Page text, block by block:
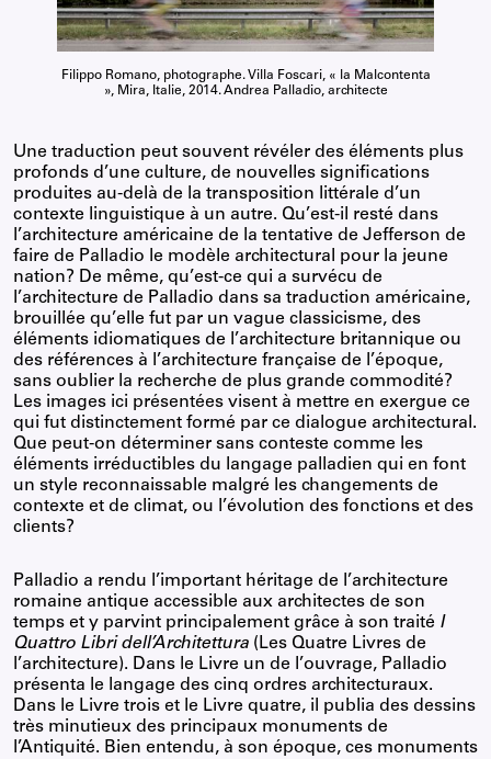
Filippo Romano, photographe. Villa Foscari, « la Malcontenta
», Mira, Italie, 2014. Andrea Palladio, architecte
Une traduction peut souvent révéler des éléments plus
profonds d’une culture, de nouvelles significations
produites au-delà de la transposition littérale d’un
contexte linguistique à un autre. Qu’est-il resté dans
l’architecture américaine de la tentative de Jefferson de
faire de Palladio le modèle architectural pour la jeune
nation? De même, qu’est-ce qui a survécu de
l’architecture de Palladio dans sa traduction américaine,
brouillée qu’elle fut par un vague classicisme, des
éléments idiomatiques de l’architecture britannique ou
des références à l’architecture française de l’époque,
sans oublier la recherche de plus grande commodité?
Les images ici présentées visent à mettre en exergue ce
qui fut distinctement formé par ce dialogue architectural.
Que peut-on déterminer sans conteste comme les
éléments irréductibles du langage palladien qui en font
un style reconnaissable malgré les changements de
contexte et de climat, ou l’évolution des fonctions et des
clients?
Palladio a rendu l’important héritage de l’architecture
romaine antique accessible aux architectes de son
temps et y parvint principalement grâce à son traité I
Quattro Libri dell’Architettura (Les Quatre Livres de
l’architecture). Dans le Livre un de l’ouvrage, Palladio
présenta le langage des cinq ordres architecturaux.
Dans le Livre trois et le Livre quatre, il publia des dessins
très minutieux des principaux monuments de
l’Antiquité. Bien entendu, à son époque, ces monuments